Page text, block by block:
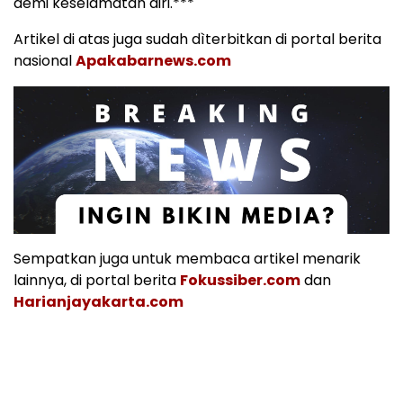
Artikel di atas juga sudah dìterbitkan di portal berita
nasionalApakabarnews.com
Sempatkan juga untuk membaca artikel menarik
lainnya, di portal berita Fokussiber.comdan
Harianjayakarta.com